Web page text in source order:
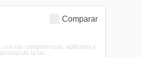
Comparar
con las competencias, aptitudes y
de la co ...